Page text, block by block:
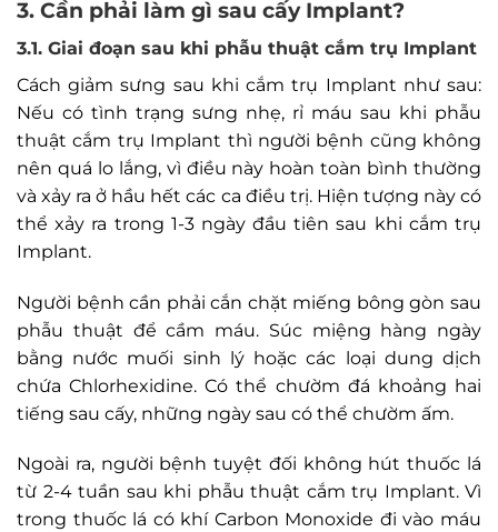
3. Cần phải làm gì sau cấy Implant?
3.1. Giai đoạn sau khi phẫu thuật cắm trụ Implant
Cách giảm sưng sau khi cắm trụ Implant như sau:
Nếu có tình trạng sưng nhẹ, rỉ máu sau khi phẫu
thuật cắm trụ Implant thì người bệnh cũng không
nên quá lo lắng, vì điều này hoàn toàn bình thường
và xảy ra ở hầu hết các ca điều trị. Hiện tượng này có
thể xảy ra trong 1-3 ngày đầu tiên sau khi cắm trụ
Implant.
Người bệnh cần phải cắn chặt miếng bông gòn sau
phẫu thuật để cầm máu. Súc miệng hàng ngày
bằng nước muối sinh lý hoặc các loại dung dịch
chứa Chlorhexidine. Có thể chườm đá khoảng hai
tiếng sau cấy, những ngày sau có thể chườm ấm.
Ngoài ra, người bệnh tuyệt đối không hút thuốc lá
từ 2-4 tuần sau khi phẫu thuật cắm trụ Implant. Vì
trong thuốc lá có khí Carbon Monoxide đi vào máu